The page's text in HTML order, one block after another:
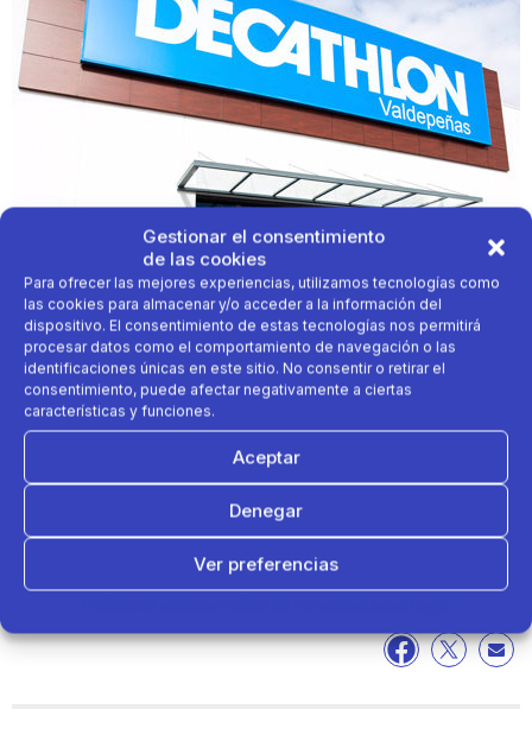
Gestionar el consentimiento
de las cookies
Para ofrecer las mejores experiencias, utilizamos tecnologías como
las cookies para almacenar y/o acceder a la información del
dispositivo. El consentimiento de estas tecnologías nos permitirá
procesar datos como el comportamiento de navegación o las
identificaciones únicas en este sitio. No consentir o retirar el
consentimiento, puede afectar negativamente a ciertas
características y funciones.
Aceptar
Denegar
Ver preferencias
Con esta apertura Decathlon suma 6 tiendas en
Castilla-La Mancha y 148 tiendas en España (118
Decathlon y 30 Decathlon City).